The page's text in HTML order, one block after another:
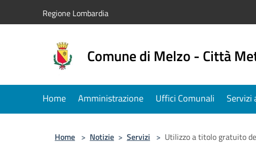
Regione Lombardia
Comune di Melzo - Città
Home Amministrazione Uffici Comunali Servizi
Home > Notizie > Servizi > Utilizzo a titolo gratuito